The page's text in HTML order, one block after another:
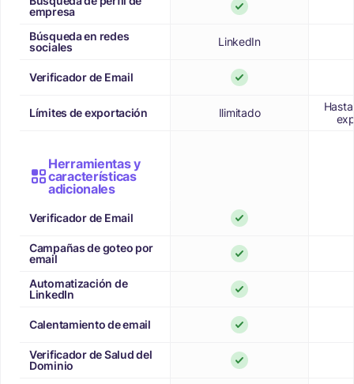
empresa
Búsqueda en redes
sociales
LinkedIn
Verificador de Email
Límites de exportación Ilimitado
Herramientas y
características
adicionales
Verificador de Email
Campañas de goteo por
email
Automatización de
LinkedIn
Calentamiento de email
Verificador de Salud del
Dominio